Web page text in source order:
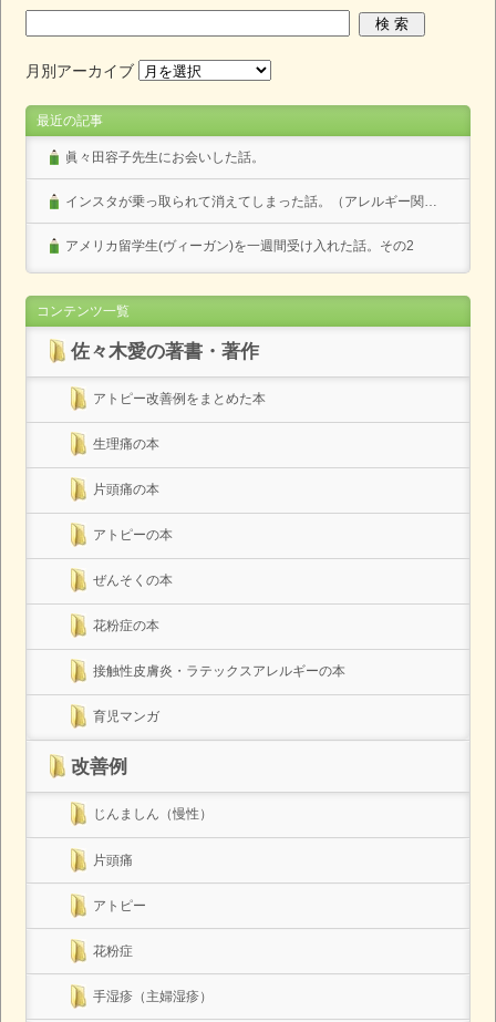
月別アーカイブ
最近の記事
眞々田容子先生にお会いした話。
インスタが乗っ取られて消えてしまった話。（アレルギー関係なし）
アメリカ留学生(ヴィーガン)を一週間受け入れた話。その2
コンテンツ一覧
佐々木愛の著書・著作
アトピー改善例をまとめた本
生理痛の本
片頭痛の本
アトピーの本
ぜんそくの本
花粉症の本
接触性皮膚炎・ラテックスアレルギーの本
育児マンガ
改善例
じんましん（慢性）
片頭痛
アトピー
花粉症
手湿疹（主婦湿疹）